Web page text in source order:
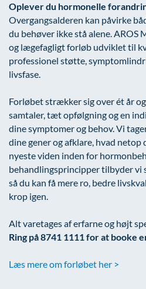
Oplever du hormonelle
Overgangsalderen kan påvirke
du behøver ikke stå alene. AROS
og lægefagligt forløb udviklet til
professionel støtte,
livsfase.
Forløbet strækker sig over ét år
samtaler, tæt opfølgning og en
dine symptomer og behov. Vi
dine gener og afklare, hvad netop
nyeste viden inden for
behandlingsprincipper tilbyder
så du kan få mere ro, bedre
krop igen.
Alt varetages af erfarne og højt
Ring på 8741 1111 for at booke
Læs mere om forløbet her >